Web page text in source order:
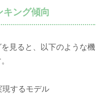
キング傾向
見ると、以下のような機
現するモデル